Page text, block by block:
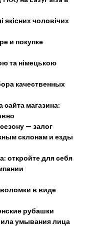
якісних чоловічих
и покупке
та німецькою
качественных
магазина:
— залог
склонам и езды
откройте для себя
в виде
рубашки
умывания лица